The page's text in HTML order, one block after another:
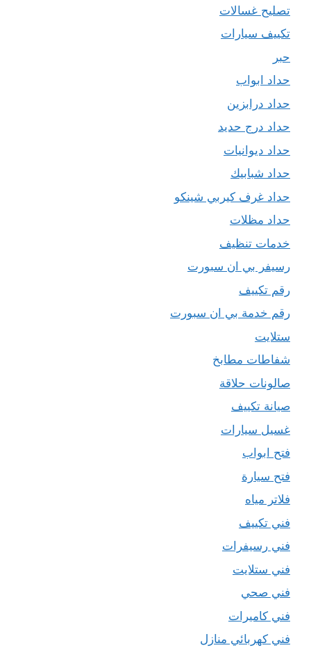
تصليح غسالات
تكييف سيارات
حبر
حداد ابواب
حداد درابزين
حداد درج حديد
حداد ديوانيات
حداد شبابيك
حداد غرف كيربي شينكو
حداد مظلات
خدمات تنظيف
رسيفر بي ان سبورت
رقم تكييف
رقم خدمة بي ان سبورت
ستلايت
شفاطات مطابخ
صالونات حلاقة
صيانة تكييف
غسيل سيارات
فتح ابواب
فتح سيارة
فلاتر مياه
فني تكييف
فني رسيفرات
فني ستلايت
فني صحي
فني كاميرات
فني كهربائي منازل